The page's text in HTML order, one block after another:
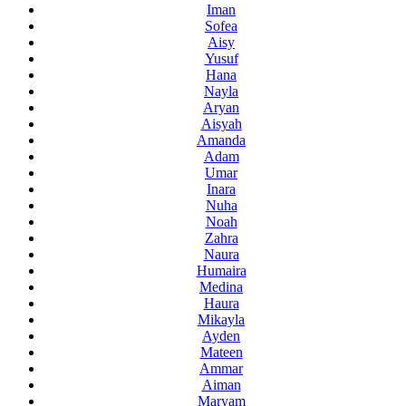
Iman
Sofea
Aisy
Yusuf
Hana
Nayla
Aryan
Aisyah
Amanda
Adam
Umar
Inara
Nuha
Noah
Zahra
Naura
Humaira
Medina
Haura
Mikayla
Ayden
Mateen
Ammar
Aiman
Maryam